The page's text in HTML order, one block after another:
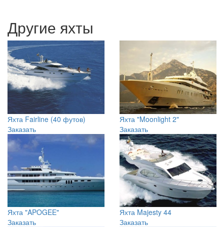
тренажерный зал.
Другие яхты
Яхта Fairline (40 футов)
Заказать
Яхта "Moonlight 2"
Заказать